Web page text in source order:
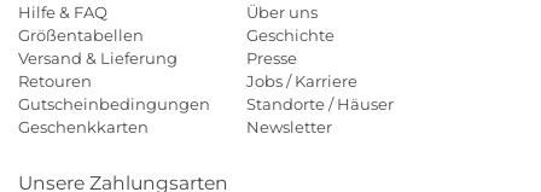
Hilfe & FAQ
Größentabellen
Versand & Lieferung
Retouren
Gutscheinbedingungen
Geschenkkarten
Über uns
Geschichte
Presse
Jobs / Karriere
Standorte / Häuser
Newsletter
Unsere Zahlungsarten